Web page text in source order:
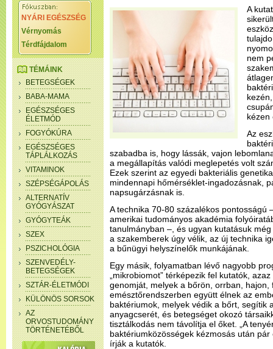
NYÁRI EGÉSZSÉG
Vérnyomás
Térdfájdalom
TÉMÁINK
BETEGSÉGEK
BABA-MAMA
EGÉSZSÉGES
ÉLETMÓD
FOGYÓKÚRA
EGÉSZSÉGES
TÁPLÁLKOZÁS
VITAMINOK
SZÉPSÉGÁPOLÁS
ALTERNATÍV
GYÓGYÁSZAT
GYÓGYTEÁK
SZEX
PSZICHOLÓGIA
SZENVEDÉLY-
BETEGSÉGEK
SZTÁR-ÉLETMÓDI
KÜLÖNÖS SORSOK
AZ
ORVOSTUDOMÁNY
TÖRTÉNETÉBŐL
A
nem
kézen
Az
szabadba is, hogy lássák, vajon
a megállapítás valódi meglepetés volt
Ezek szerint az egyedi bakteriális
mindennapi hőmérséklet-ingadozásnak,
napsugárzásnak is.
A technika 70-80 százalékos pontosságú
amerikai tudományos akadémia
tanulmányban –, és ugyan kutatásuk
a szakemberek úgy vélik, az új technika
a bűnügyi helyszínelők munkájának.
Egy másik, folyamatban lévő nagyobb
„mikrobiomot” térképezik fel kutatók,
genomját, melyek a bőrön, orrban, hajon,
emésztőrendszerben együtt élnek az
baktériumok, melyek védik a bőrt, segítik
anyagcserét, és betegséget okozó
tisztálkodás nem távolítja el őket. „A
baktériumközösségek kézmosás után pár
írják a kutatók.